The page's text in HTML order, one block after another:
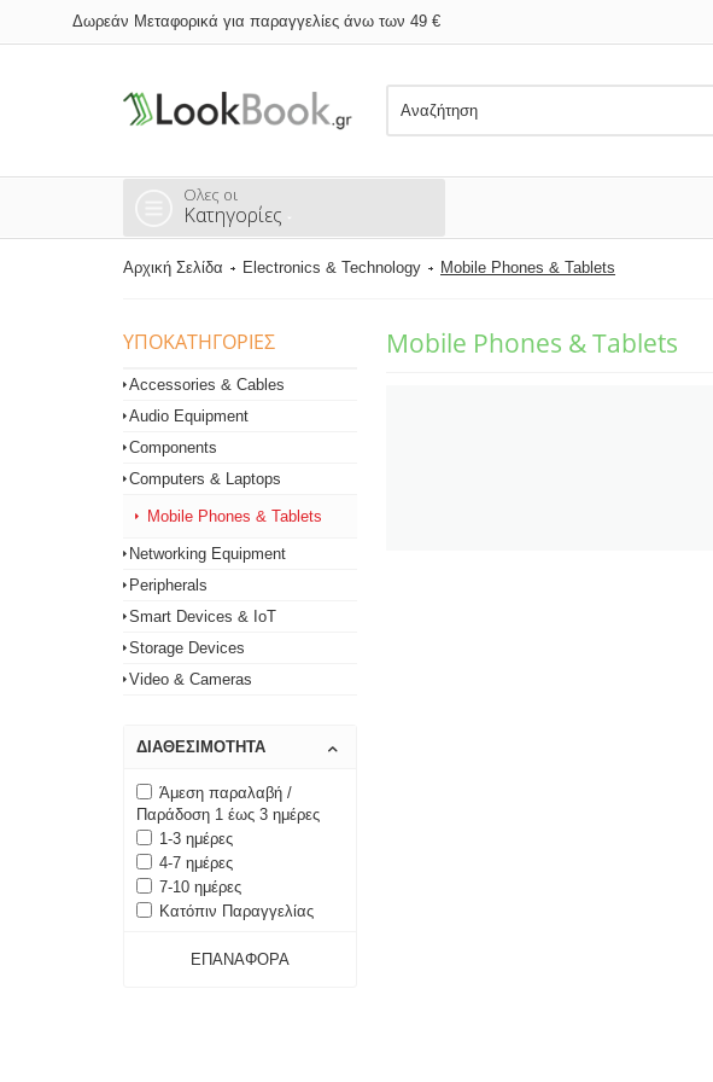
Δωρεάν Μεταφορικά για παραγγελίες άνω των 49 €
Ολες οι
Κατηγορίες
Αρχική Σελίδα Electronics & Technology Mobile Phones & Tablets
ΥΠΟΚΑΤΗΓΟΡΊΕΣ
Accessories & Cables
Audio Equipment
Components
Computers & Laptops
Mobile Phones & Tablets
Networking Equipment
Peripherals
Smart Devices & IoT
Storage Devices
Video & Cameras
ΔΙΑΘΕΣΙΜΌΤΗΤΑ
Άμεση παραλαβή /
Παράδοση 1 έως 3 ημέρες
1-3 ημέρες
4-7 ημέρες
7-10 ημέρες
Κατόπιν Παραγγελίας
ΕΠΑΝΑΦΟΡΆ
Mobile Phones & Tablets